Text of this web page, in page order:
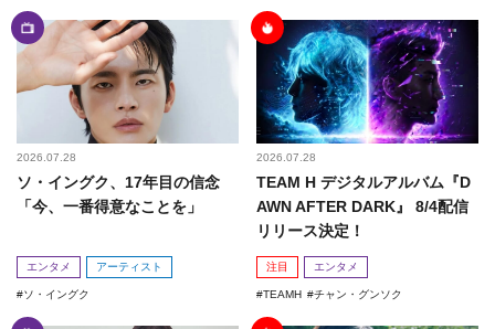
2026.07.28
ソ・イングク、17年目の信念
「今、一番得意なことを」
エンタメ アーティスト
ソ・イングク
2026.07.28
TEAM H デジタルアルバム『D
AWN AFTER DARK』 8/4配信
リリース決定！
注目 エンタメ
TEAMH チャン・グンソク